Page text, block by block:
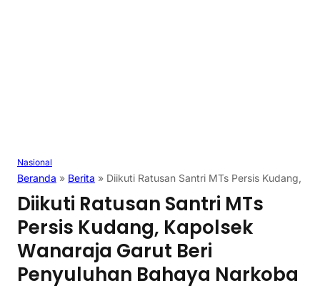
Nasional
Beranda » Berita » Diikuti Ratusan Santri MTs Persis Kudang,
Diikuti Ratusan Santri MTs
Persis Kudang, Kapolsek
Wanaraja Garut Beri
Penyuluhan Bahaya Narkoba